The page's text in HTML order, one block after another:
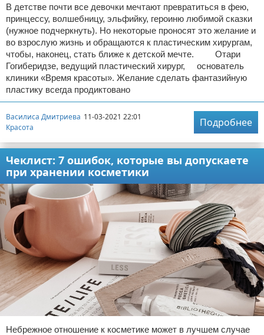
В детстве почти все девочки мечтают превратиться в фею,
принцессу, волшебницу, эльфийку, героиню любимой сказки
(нужное подчеркнуть). Но некоторые проносят это желание и
во взрослую жизнь и обращаются к пластическим хирургам,
чтобы, наконец, стать ближе к детской мечте. Отари
Гогиберидзе, ведущий пластический хирург, основатель
клиники «Время красоты». Желание сделать фантазийную
пластику всегда продиктовано
Василиса Дмитриева 11-03-2021 22:01
Красота
Подробнее
Чеклист: 7 ошибок, которые вы допускаете
при хранении косметики
Небрежное отношение к косметике может в лучшем случае